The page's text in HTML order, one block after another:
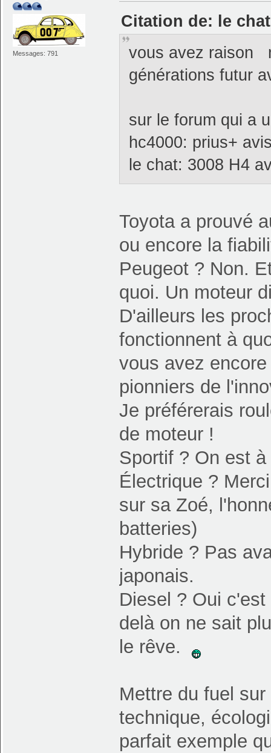
Messages: 791
Citation de: le
vous avez raison
générations futur
sur le forum qui a
hc4000: prius+
le chat: 3008 H4
Toyota a prouvé
ou encore la
Peugeot ? Non.
quoi. Un moteur
D'ailleurs les
fonctionnent à
vous avez
pionniers de
Je préférerais
de moteur !
Sportif ? On est
Électrique ?
sur sa Zoé,
batteries)
Hybride ? Pas
japonais.
Diesel ? Oui
delà on ne sait
le rêve.
Mettre du fuel
technique,
parfait exemple